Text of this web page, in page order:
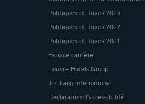
Politiques de taxes 2023
Politiques de taxes 2022
Politiques de taxes 2021
Espace carrière
Louvre Hotels Group
Jin Jiang International
Déclaration d'accessibilité